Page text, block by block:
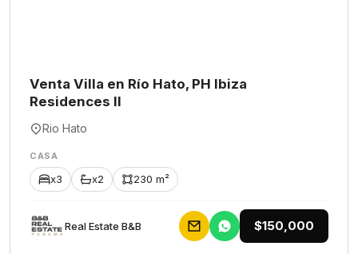
Venta Villa en Río Hato, PH Ibiza
Residences II
Rio Hato
CASA
x3 x2 230 m²
Rеаl Еstаtе В&В $150,000